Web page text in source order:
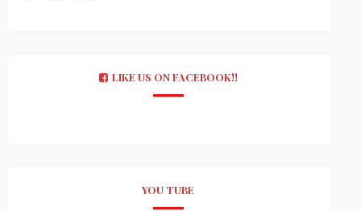
LIKE US ON FACEBOOK!!
YOU TUBE